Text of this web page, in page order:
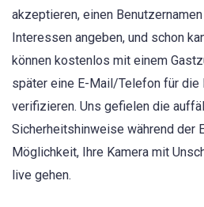
akzeptieren, einen
Interessen angeben, und schon
können kostenlos mit einem
später eine E-Mail/Telefon für
verifizieren. Uns gefielen die
Sicherheitshinweise während der
Möglichkeit, Ihre Kamera mit
live gehen.